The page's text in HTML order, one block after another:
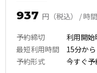
937 円（税込） / 時間
予約締切 利用開始
最短利用時間 15分から
予約形式 今すぐ予